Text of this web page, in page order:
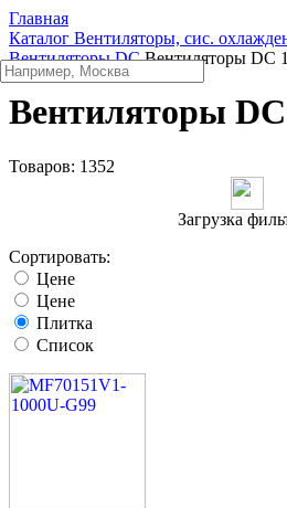
Главная
Каталог Вентиляторы, сис.
Вентиляторы DC Вентиляторы DC
Вентиляторы
Товаров: 1352
Загрузка
Сортировать:
Цене
Цене
Плитка
Список